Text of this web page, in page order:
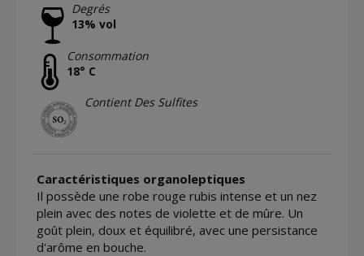
Degrés
13% vol
Consommation
18° C
Contient Des Sulfites
Caractéristiques organoleptiques
Il possède une robe rouge rubis intense et un nez
plein avec des notes de violette et de mûre. Un
goût plein, doux et équilibré, avec une persistance
d'arôme en bouche.